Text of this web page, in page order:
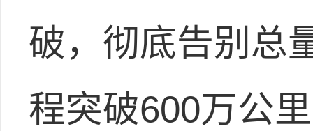
破，彻底告别总
程突破600万公